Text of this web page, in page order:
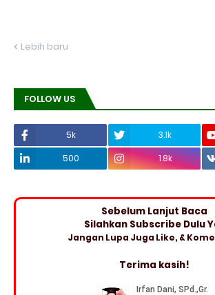
Lebih baru
FOLLOW US
5k 3.1k
500
1.8k
Sebelum Lanjut Baca
Silahkan Subscribe Dulu
Jangan Lupa Juga Like, &
Terima kasih!